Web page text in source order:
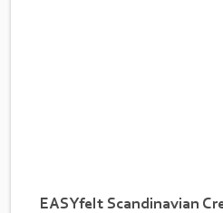
EASYfelt Scandinavian